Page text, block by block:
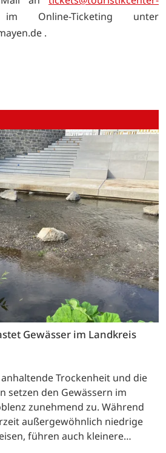
Online-Ticketing unter
.
Gewässer im Landkreis
Trockenheit und die
setzen den Gewässern im
zunehmend zu. Während
außergewöhnlich niedrige
führen auch kleinere…